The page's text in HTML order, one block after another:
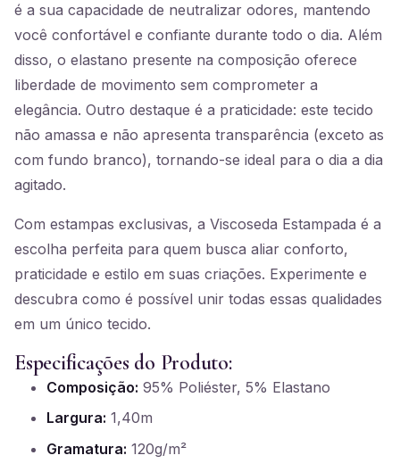
é a sua capacidade de neutralizar odores, mantendo
você confortável e confiante durante todo o dia. Além
disso, o elastano presente na composição oferece
liberdade de movimento sem comprometer a
elegância. Outro destaque é a praticidade: este tecido
não amassa e não apresenta transparência (exceto as
com fundo branco), tornando-se ideal para o dia a dia
agitado.
Com estampas exclusivas, a Viscoseda Estampada é a
escolha perfeita para quem busca aliar conforto,
praticidade e estilo em suas criações. Experimente e
descubra como é possível unir todas essas qualidades
em um único tecido.
Especificações do Produto:
Composição: 95% Poliéster, 5% Elastano
Largura: 1,40m
Gramatura: 120g/m²